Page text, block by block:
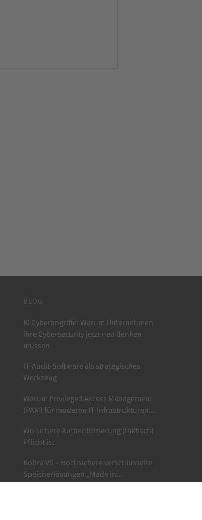
BLOG
KI Cyberangriffe: Warum Unternehmen
ihre Cybersecurity jetzt neu denken
müssen
IT-Audit-Software als strategisches
Werkzeug
Warum Privileged Access Management
(PAM) für moderne IT-Infrastrukturen...
Wo sichere Authentifizierung (faktisch)
Pflicht ist
Kobra VS – Hochsichere verschlüsselte
Speicherlösungen „Made in...